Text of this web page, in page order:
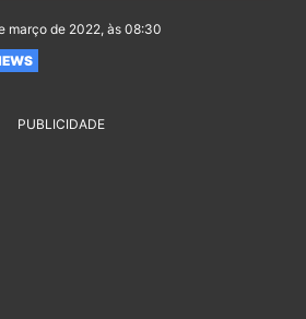
março de 2022, às 08:30
PUBLICIDADE